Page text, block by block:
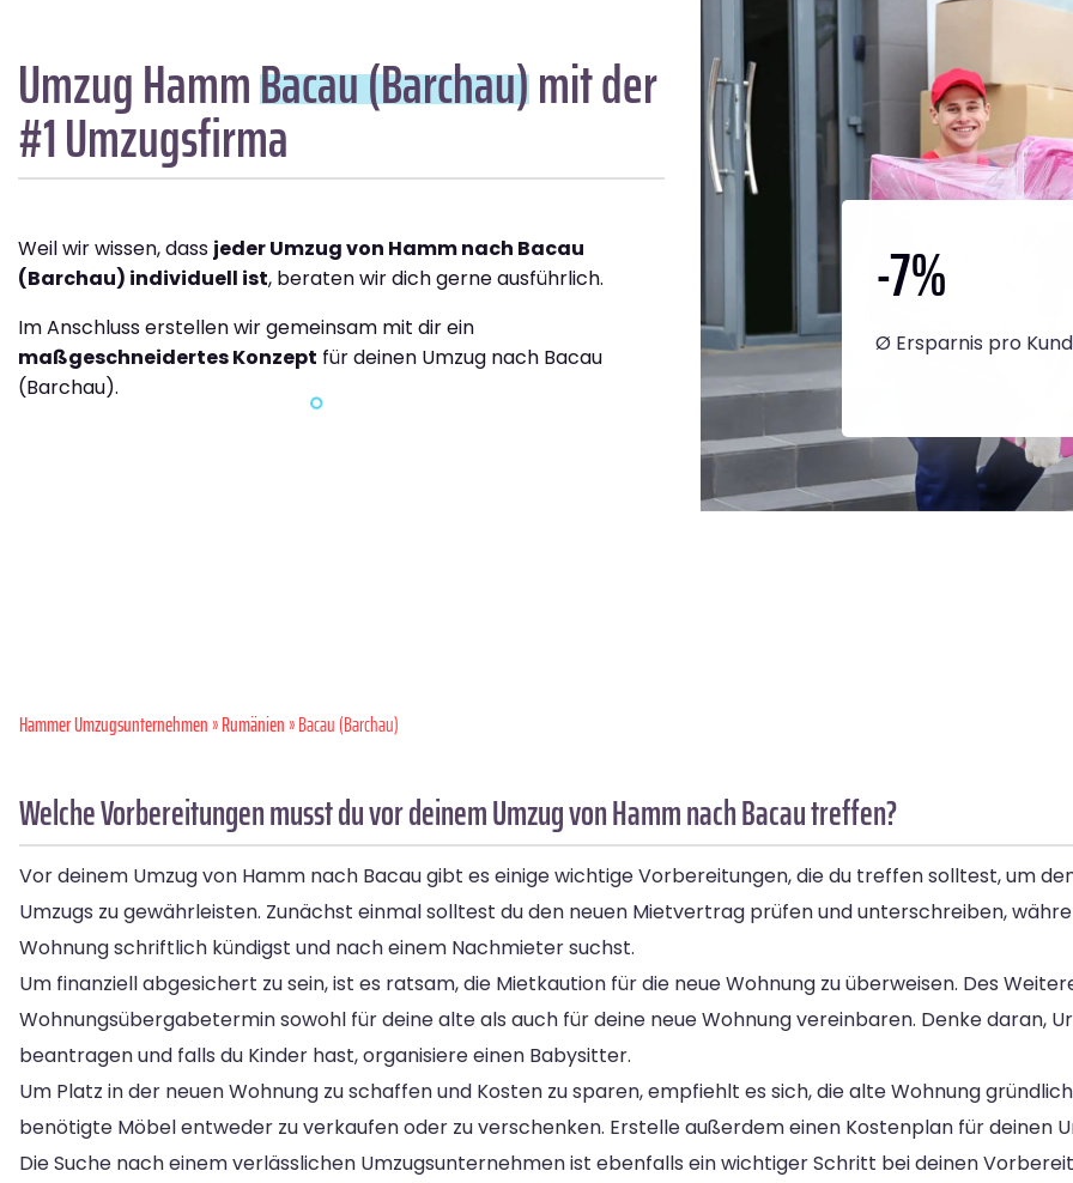
Umzug HammBacau (Barchau)mit der
#1 Umzugsfirma
Weil wir wissen, dass jeder Umzug von Hamm nach Bacau
(Barchau) individuell ist, beraten wir dich gerne ausführlich.
Im Anschluss erstellen wir gemeinsam mit dir ein
maßgeschneidertes Konzept für deinen Umzug nach Bacau
(Barchau).
-7%
Ø Ersparnis pro
Hammer Umzugsunternehmen»Rumänien» Bacau (Barchau)
Welche Vorbereitungen musst du vor deinem Umzug von Hamm nach Bacau treffen?
Vor deinem Umzug von Hamm nach Bacau gibt es einige wichtige Vorbereitungen, die du treffen solltest, um
Umzugs zu gewährleisten. Zunächst einmal solltest du den neuen Mietvertrag prüfen und unterschreiben,
Wohnung schriftlich kündigst und nach einem Nachmieter suchst.
Um finanziell abgesichert zu sein, ist es ratsam, die Mietkaution für die neue Wohnung zu überweisen. Des
Wohnungsübergabetermin sowohl für deine alte als auch für deine neue Wohnung vereinbaren. Denke daran,
beantragen und falls du Kinder hast, organisiere einen Babysitter.
Um Platz in der neuen Wohnung zu schaffen und Kosten zu sparen, empfiehlt es sich, die alte Wohnung
benötigte Möbel entweder zu verkaufen oder zu verschenken. Erstelle außerdem einen Kostenplan für deinen
Die Suche nach einem verlässlichen Umzugsunternehmen ist ebenfalls ein wichtiger Schritt bei deinen